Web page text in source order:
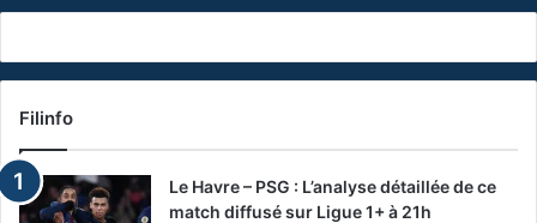
Filinfo
Le Havre – PSG : L’analyse détaillée de ce
match diffusé sur Ligue 1+ à 21h